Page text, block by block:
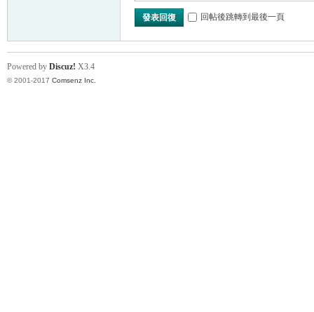
發表回復 回帖後跳轉到最後一頁
Powered by Discuz! X3.4
© 2001-2017 Comsenz Inc.